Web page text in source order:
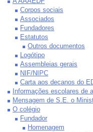
Corpos sociais
Associados
Fundadores
Estatutos
Outros documentos
Logótipo
Assembleias gerais
NIF/NIPC
Carta aos decanos do
Informações escolares de
Mensagem de S.E. o
O colégio
Fundador
Homenagem